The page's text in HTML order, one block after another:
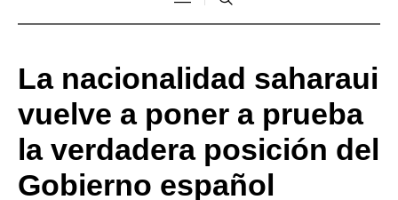
La nacionalidad saharaui
vuelve a poner a prueba
la verdadera posición del
Gobierno español